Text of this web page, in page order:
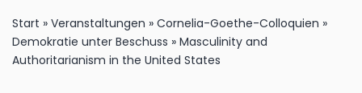
Start » Veranstaltungen » Cornelia-Goethe-Colloquien »
Demokratie unter Beschuss » Masculinity and
Authoritarianism in the United States